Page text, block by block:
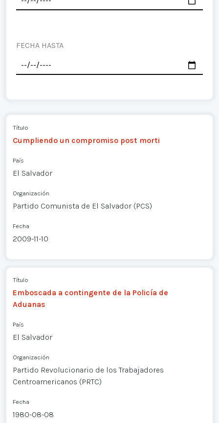
FECHA HASTA
Título
Cumpliendo un compromiso post morti
País
El Salvador
Organización
Partido Comunista de El Salvador (PCS)
Fecha
2009-11-10
Título
Emboscada a contingente de la Policía de
Aduanas
País
El Salvador
Organización
Partido Revolucionario de los Trabajadores
Centroamericanos (PRTC)
Fecha
1980-08-08